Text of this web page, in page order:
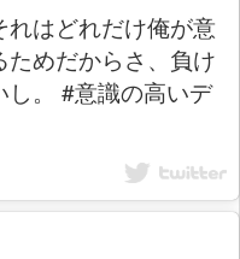
はどれだけ俺が意
めだからさ、負け
。 #意識の高いデ